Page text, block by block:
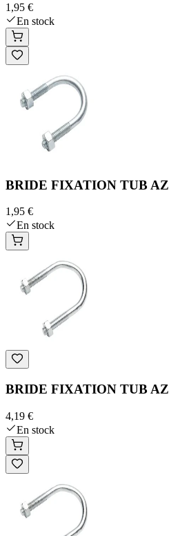
1,95 €
En stock
BRIDE FIXATION TUB
1,95 €
En stock
BRIDE FIXATION TUB
4,19 €
En stock